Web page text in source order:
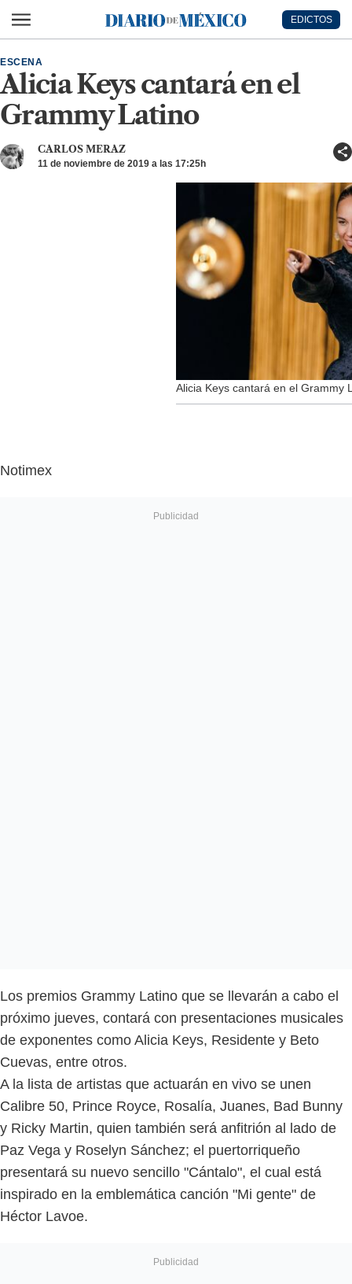
Diario de México
EDICTOS
Alicia Keys cantará en el
Grammy Latino
ESCENA
CARLOS MERAZ
11 de noviembre de 2019 a las 17:25h
Alicia Keys cantará en el Grammy
Notimex
Los premios Grammy Latino que se llevarán a cabo el
próximo jueves, contará con presentaciones musicales
de exponentes como Alicia Keys, Residente y Beto
Cuevas, entre otros.
A la lista de artistas que actuarán en vivo se unen
Calibre 50, Prince Royce, Rosalía, Juanes, Bad Bunny
y Ricky Martin, quien también será anfitrión al lado de
Paz Vega y Roselyn Sánchez; el puertorriqueño
presentará su nuevo sencillo "Cántalo", el cual está
inspirado en la emblemática canción "Mi gente" de
Héctor Lavoe.